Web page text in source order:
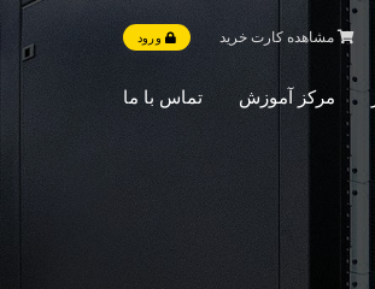
مشاهده کارت خرید ورود
مرکز آموزش تماس با ما